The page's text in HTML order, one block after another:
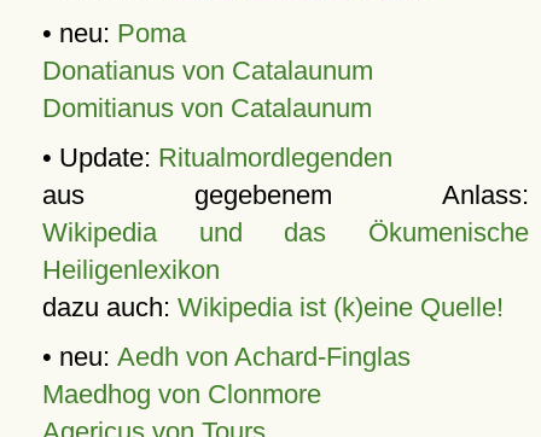
• neu: Poma
Donatianus von Catalaunum
Domitianus von Catalaunum
• Update: Ritualmordlegenden
aus gegebenem Anlass:
Wikipedia und das Ökumenische
Heiligenlexikon
dazu auch: Wikipedia ist (k)eine Quelle!
• neu: Aedh von Achard-Finglas
Maedhog von Clonmore